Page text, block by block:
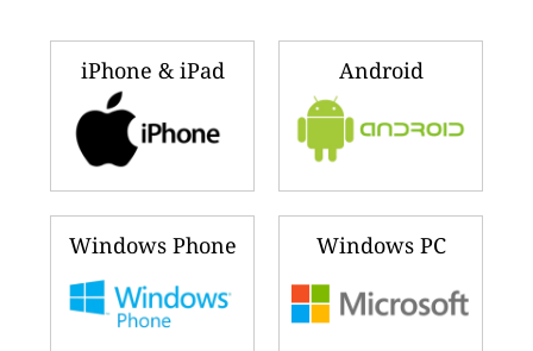
iPhone & iPad Android
Windows Phone Windows PC